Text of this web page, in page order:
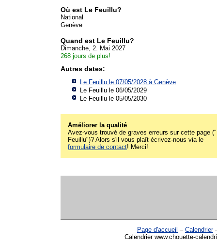
Où est Le Feuillu?
National
Genève
Quand est Le Feuillu?
Dimanche, 2. Mai 2027
268 jours de plus!
Autres dates:
Le Feuillu le 07/05/2028 à Genève
Le Feuillu le 06/05/2029
Le Feuillu le 05/05/2030
Améliorer la qualité
Avez-vous trouvé de graves erreurs sur cette page
Feuillu")? Alors s'il vous plaît écrivez-nous via le
formulaire de contact! Merci!
Page d'accueil – Calendrier
Calendrier www.chouette-